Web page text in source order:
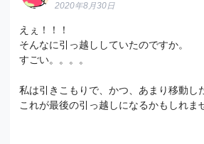
2020年8月30日
えぇ！！！
そんなに引っ越ししていたのですか。
すごい。。。。
私は引きこもりで、かつ、あまり移動し
これが最後の引っ越しになるかもしれま